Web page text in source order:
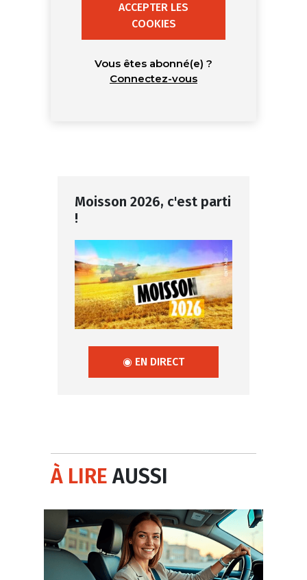
ACCEPTER LES
COOKIES
Vous êtes abonné(e) ?
Connectez-vous
Moisson 2026, c'est parti
!
◉ EN DIRECT
À LIREAUSSI